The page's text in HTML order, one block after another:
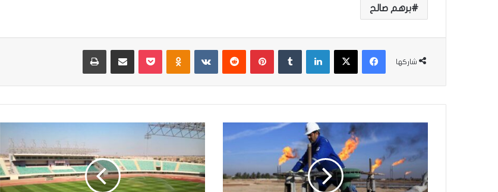
برهم صالح
شاركها
فيسبوك ‫X لينكدإن بينتيريست ‏VKontakte
خ
ل
م
ي
ا
ن